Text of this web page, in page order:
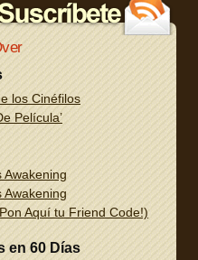
los Cinéfilos
Película’
Awakening
Awakening
Aquí tu Friend Code!)
en 60 Días